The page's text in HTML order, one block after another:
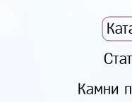
Камни